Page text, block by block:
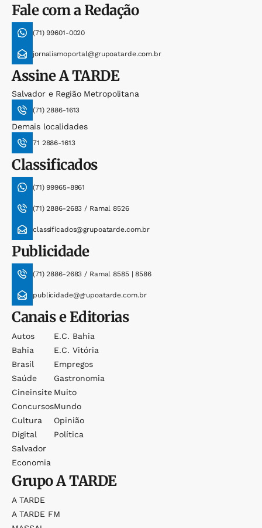
Fale com a Redação
(71) 99601-0020
jornalismoportal@grupoatarde.com.br
AssineA TARDE
Salvador e Região Metropolitana
(71) 2886-1613
Demais localidades
71 2886-1613
Classificados
(71) 99965-8961
(71) 2886-2683 / Ramal 8526
classificados@grupoatarde.com.br
Publicidade
(71) 2886-2683 / Ramal 8585 | 8586
publicidade@grupoatarde.com.br
Canais e Editorias
Autos
Bahia
Brasil
Saúde
Cineinsite
Concursos
Cultura
Digital
Salvador
Economia
E.c. Bahia
E.c. Vitória
Empregos
Gastronomia
Muito
Mundo
Opinião
Política
GrupoA TARDE
A TARDE
A TARDE FM